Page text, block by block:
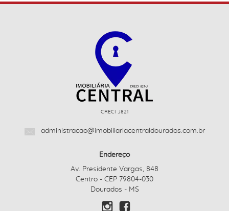
CRECI J821
administracao@imobiliariacentraldourados.com.br
Endereço
Av. Presidente Vargas, 848
Centro - CEP 79804-030
Dourados - MS